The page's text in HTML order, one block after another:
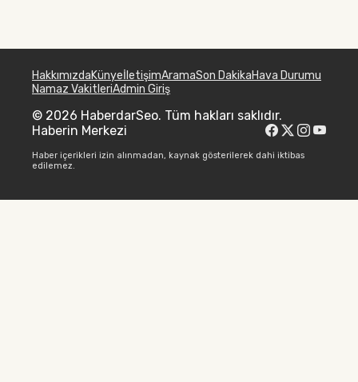
HakkımızdaKünyeİletişimAramaSon DakikaHava Durumu
Namaz VakitleriAdmin Giriş
© 2026 HaberdarSeo. Tüm hakları saklıdır.
Haberin Merkezi
Haber içerikleri izin alınmadan, kaynak gösterilerek dahi iktibas
edilemez.